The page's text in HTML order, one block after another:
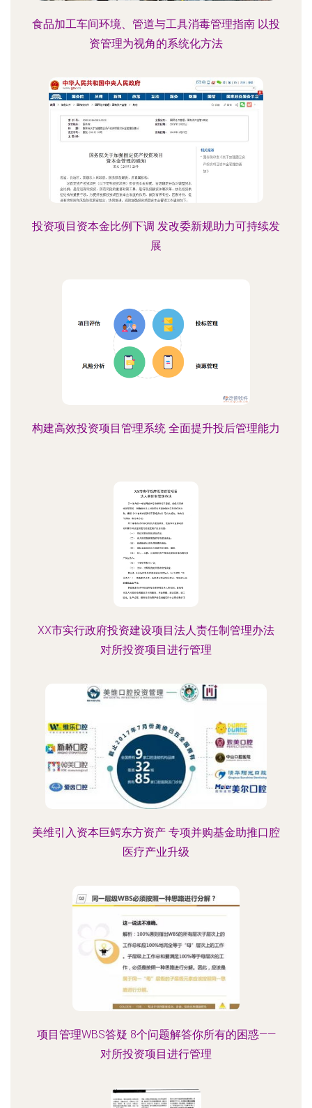
食品加工车间环境、管道与工具消毒管理指南 以投
资管理为视角的系统化方法
投资项目资本金比例下调 发改委新规助力可持续发
展
构建高效投资项目管理系统 全面提升投后管理能力
XX市实行政府投资建设项目法人责任制管理办法
对所投资项目进行管理
美维引入资本巨鳄东方资产 专项并购基金助推口腔
医疗产业升级
项目管理WBS答疑 8个问题解答你所有的困惑——
对所投资项目进行管理